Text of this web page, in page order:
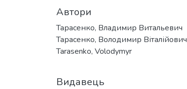
Автори
Тарасенко, Владимир Витальевич
Тарасенко, Володимир Віталійович
Tarasenko, Volodymyr
Видавець